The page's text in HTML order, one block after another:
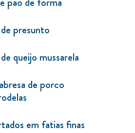
presunto
queijo mussarela
de porco
em fatias finas